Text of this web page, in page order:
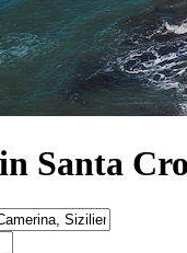
Santa